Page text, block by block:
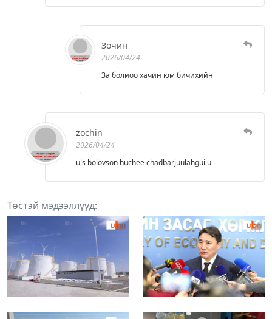
Зочин
2026/04/24
За болиоо хачин юм бичихийн
zochin
2026/04/24
uls bolovson huchee chadbarjuulahgui u
Төстэй мэдээллүүд: